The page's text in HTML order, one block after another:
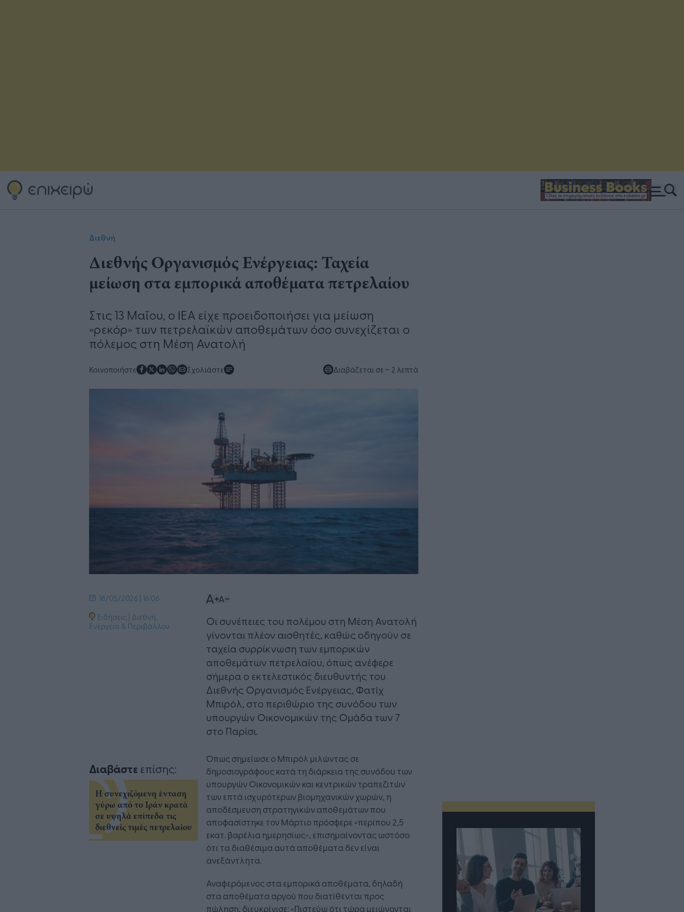
Διεθνή
Διεθνής Οργανισμός Ενέργειας: Ταχεία
μείωση στα εμπορικά αποθέματα πετρελαίου
Στις 13 Μαΐου, ο IEA είχε προειδοποιήσει για μείωση
«ρεκόρ» των πετρελαϊκών αποθεμάτων όσο συνεχίζεται ο
πόλεμος στη Μέση Ανατολή
Κοινοποιήστε Σχολιάστε Διαβάζεται σε ~ 2 λεπτά
18/05/2026 | 16:06
Ειδήσεις | Διεθνή,
Ενέργεια & Περιβάλλον
Οι συνέπειες του πολέμου στη Μέση Ανατολή
γίνονται πλέον αισθητές, καθώς οδηγούν σε
ταχεία συρρίκνωση των εμπορικών
αποθεμάτων πετρελαίου, όπως ανέφερε
σήμερα ο εκτελεστικός διευθυντής του
Διεθνής Οργανισμός Ενέργειας, Φατίχ
Μπιρόλ, στο περιθώριο της συνόδου των
υπουργών Οικονομικών της Ομάδα των 7
στο Παρίσι.
Όπως σημείωσε ο Μπιρόλ μιλώντας σε
δημοσιογράφους κατά τη διάρκεια της συνόδου των
υπουργών Οικονομικών και κεντρικών τραπεζιτών
των επτά ισχυρότερων βιομηχανικών χωρών, η
αποδέσμευση στρατηγικών αποθεμάτων που
αποφασίστηκε τον Μάρτιο πρόσφερε «περίπου 2,5
εκατ. βαρέλια ημερησίως», επισημαίνοντας ωστόσο
ότι τα διαθέσιμα αυτά αποθέματα δεν είναι
ανεξάντλητα.
Αναφερόμενος στα εμπορικά αποθέματα, δηλαδή
στα αποθέματα αργού που διατίθενται προς
πώληση, διευκρίνισε: «Πιστεύω ότι τώρα μειώνονται
Διαβάστε επίσης:
Η συνεχιζόμενη ένταση
γύρω από το Ιράν κρατά
σε υψηλά επίπεδα τις
διεθνείς τιμές πετρελαίου